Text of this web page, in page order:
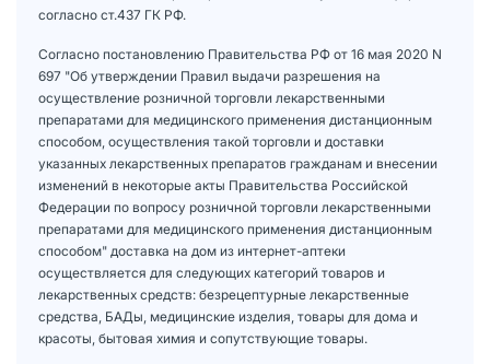
согласно ст.437 ГК РФ.
Согласно постановлению Правительства РФ от 16 мая 2020 N
697 "Об утверждении Правил выдачи разрешения на
осуществление розничной торговли лекарственными
препаратами для медицинского применения дистанционным
способом, осуществления такой торговли и доставки
указанных лекарственных препаратов гражданам и внесении
изменений в некоторые акты Правительства Российской
Федерации по вопросу розничной торговли лекарственными
препаратами для медицинского применения дистанционным
способом" доставка на дом из интернет-аптеки
осуществляется для следующих категорий товаров и
лекарственных средств: безрецептурные лекарственные
средства, БАДы, медицинские изделия, товары для дома и
красоты, бытовая химия и сопутствующие товары.